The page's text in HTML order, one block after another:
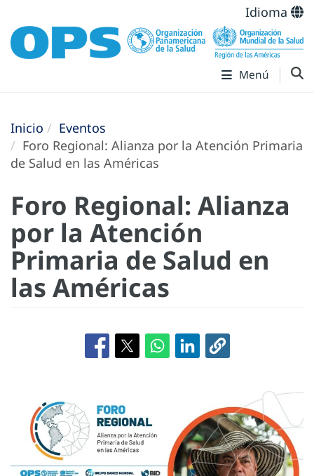
Idioma
Menú
Inicio
Eventos
Foro Regional: Alianza por la Atención Primaria
de Salud en las Américas
Foro Regional: Alianza
por la Atención
Primaria de Salud en
las Américas